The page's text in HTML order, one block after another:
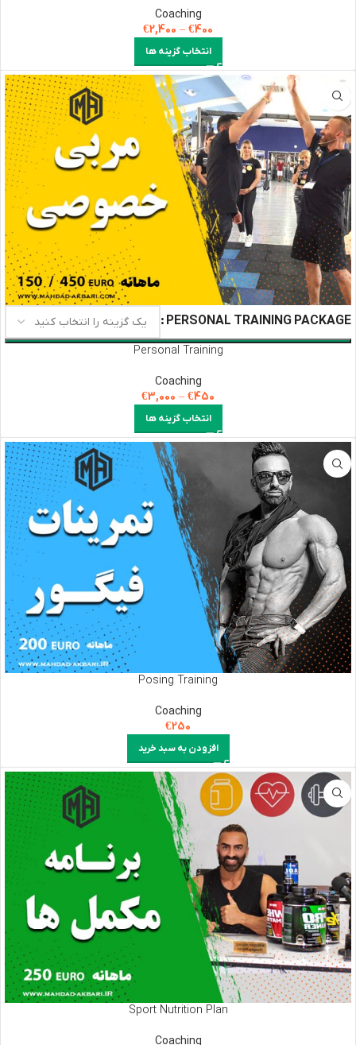
Coaching
€400
–
€2,400
انتخاب گزینه ها
PERSONAL TRAINING PACKAGE
Personal Training
Coaching
€450
–
€3,000
انتخاب گزینه ها
Posing Training
Coaching
€250
افزودن به سبد خرید
Sport Nutrition Plan
Coaching